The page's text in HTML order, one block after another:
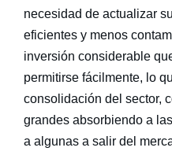
necesidad de actualizar
eficientes y menos
inversión considerable
permitirse fácilmente, lo
consolidación del sector,
grandes absorbiendo a
a algunas a salir del